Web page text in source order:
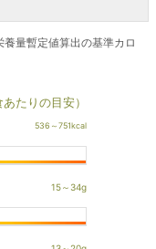
量暫定値算出の基準カロ
あたりの目安）